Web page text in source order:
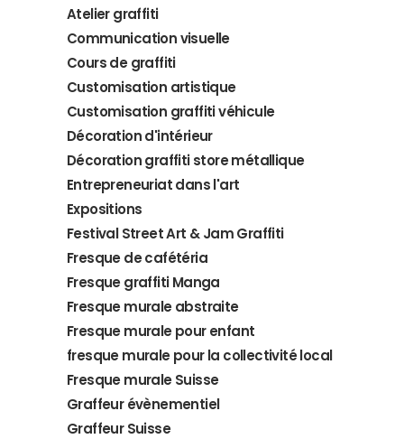
Atelier graffiti
Communication visuelle
Cours de graffiti
Customisation artistique
Customisation graffiti véhicule
Décoration d'intérieur
Décoration graffiti store métallique
Entrepreneuriat dans l'art
Expositions
Festival Street Art & Jam Graffiti
Fresque de cafétéria
Fresque graffiti Manga
Fresque murale abstraite
Fresque murale pour enfant
fresque murale pour la collectivité local
Fresque murale Suisse
Graffeur évènementiel
Graffeur Suisse